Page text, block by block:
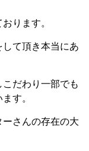
ります。
て頂き本当にあ
だわり一部でも
す。
さんの存在の大